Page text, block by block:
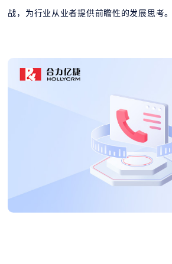
战，为行业从业者提供前瞻性的发展思考。